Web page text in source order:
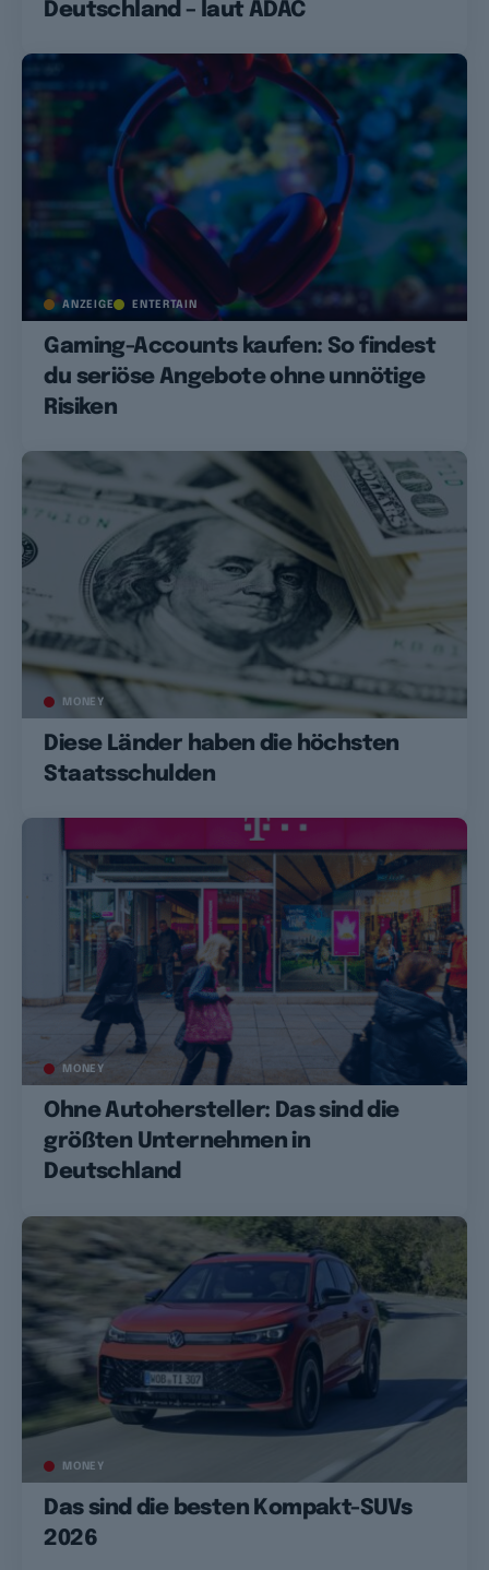
Deutschland – laut ADAC
ANZEIGE ENTERTAIN
Gaming-Accounts kaufen: So findest
du seriöse Angebote ohne unnötige
Risiken
MONEY
Diese Länder haben die höchsten
Staatsschulden
MONEY
Ohne Autohersteller: Das sind die
größten Unternehmen in
Deutschland
MONEY
Das sind die besten Kompakt-SUVs
2026